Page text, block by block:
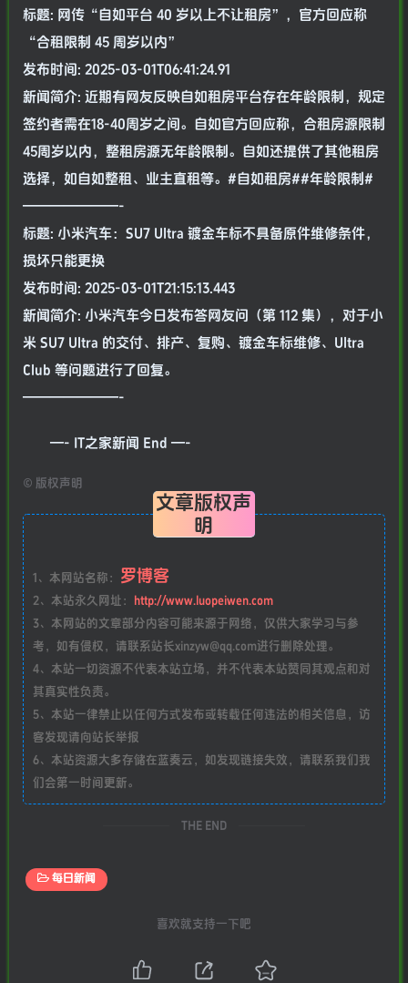
标题: 网传“自如平台 40 岁以上不让租房”，官方回应称
“合租限制 45 周岁以内”
发布时间: 2025-03-01T06:41:24.91
新闻简介: 近期有网友反映自如租房平台存在年龄限制，规定
签约者需在18-40周岁之间。自如官方回应称，合租房源限制
45周岁以内，整租房源无年龄限制。自如还提供了其他租房
选择，如自如整租、业主直租等。#自如租房##年龄限制#
———————-
标题: 小米汽车：SU7 Ultra 镀金车标不具备原件维修条件，
损坏只能更换
发布时间: 2025-03-01T21:15:13.443
新闻简介: 小米汽车今日发布答网友问（第 112 集），对于小
米 SU7 Ultra 的交付、排产、复购、镀金车标维修、Ultra
Club 等问题进行了回复。
———————-
—- IT之家新闻 End —-
© 版权声明
文章版权声
明
1、本网站名称： 罗博客
2、本站永久网址：
http://www.luopeiwen.com
3、本网站的文章部分内容可能来源于网络，仅供大家学习与参
考，如有侵权，请联系站长xinzyw@qq.com进行删除处理。
4、本站一切资源不代表本站立场，并不代表本站赞同其观点和对
其真实性负责。
5、本站一律禁止以任何方式发布或转载任何违法的相关信息，访
客发现请向站长举报
6、本站资源大多存储在蓝奏云，如发现链接失效，请联系我们我
们会第一时间更新。
THE END
每日新闻
喜欢就支持一下吧